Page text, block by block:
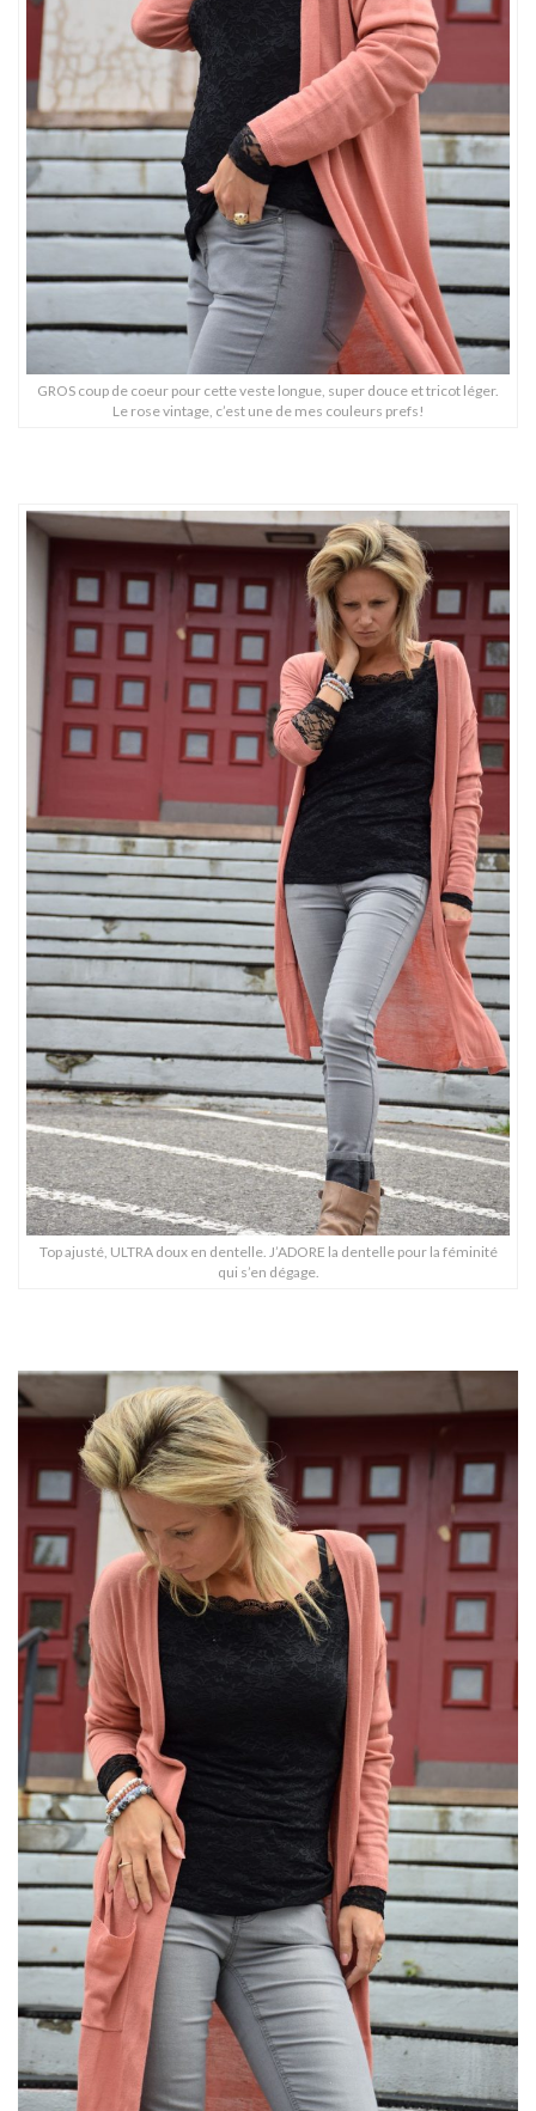
GROS coup de coeur pour cette veste longue, super douce et tricot léger.
Le rose vintage, c’est une de mes couleurs prefs!
Top ajusté, ULTRA doux en dentelle. J’ADORE la dentelle pour la féminité
qui s’en dégage.